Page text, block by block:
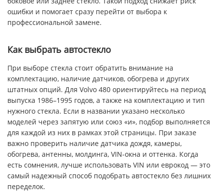
ошибки и помогает сразу перейти от выбора к
профессиональной замене.
Как выбрать автостекло
При выборе стекла стоит обратить внимание на
комплектацию, наличие датчиков, обогрева и других
штатных опций. Для Volvo 480 ориентируйтесь на период
выпуска 1986–1995 годов, а также на комплектацию и тип
нужного стекла. Если в названии указано несколько
моделей через запятую или союз «и», подбор выполняется
для каждой из них в рамках этой страницы. При заказе
важно проверить наличие датчика дождя, камеры,
обогрева, антенны, молдинга, VIN-окна и оттенка. Когда
есть сомнения, лучше использовать VIN или еврокод — это
самый надежный способ подобрать автостекло без лишних
переделок.